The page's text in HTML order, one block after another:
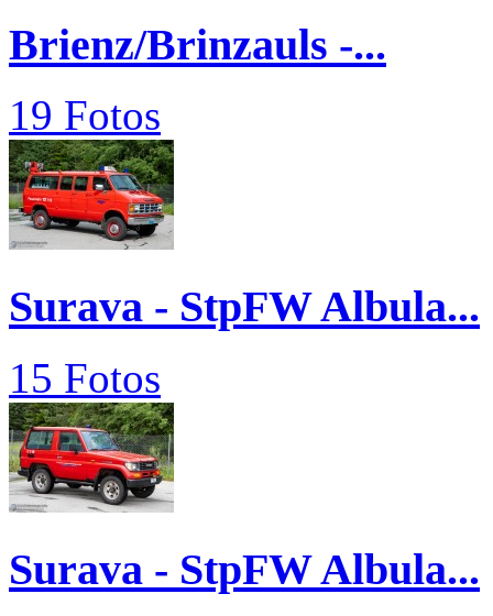
Brienz/Brinzauls -...
19 Fotos
Surava - StpFW Albula...
15 Fotos
Surava - StpFW Albula...